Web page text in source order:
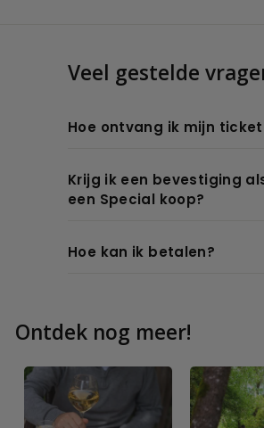
Veel gestelde
Hoe ontvang ik mijn
Krijg ik een bevestiging
een Special koop?
Hoe kan ik betalen?
Ontdek nog meer!